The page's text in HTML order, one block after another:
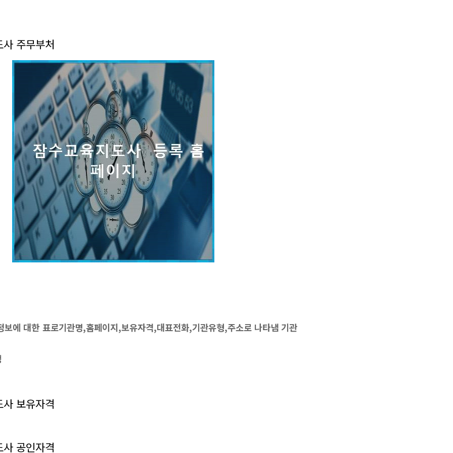
주무부처
보에 대한 표로기관명,홈페이지,보유자격,대표전화,기관유형,주소로 나타냄 기관
보유자격
공인자격